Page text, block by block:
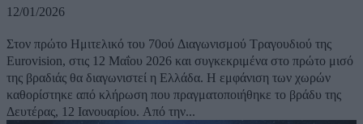
12/01/2026
Στον πρώτο Ημιτελικό του 70ού Διαγωνισμού Τραγουδιού της
Eurovision, στις 12 Μαΐου 2026 και συγκεκριμένα στο πρώτο μισό
της βραδιάς θα διαγωνιστεί η Ελλάδα. Η εμφάνιση των χωρών
καθορίστηκε από κλήρωση που πραγματοποιήθηκε το βράδυ της
Δευτέρας, 12 Ιανουαρίου. Από την...